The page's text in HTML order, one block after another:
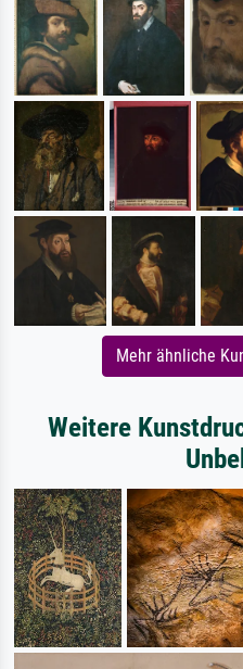
Mehr ähnliche
Weitere